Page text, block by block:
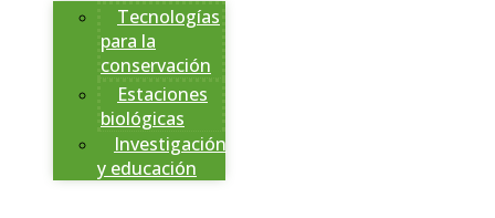
Tecnologías
para la
conservación
Estaciones
biológicas
Investigación
y educación